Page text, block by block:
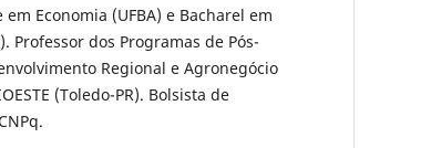
Economia (UFBA) e Bacharel em
Professor dos Programas de Pós-
Regional e Agronegócio
(Toledo-PR). Bolsista de